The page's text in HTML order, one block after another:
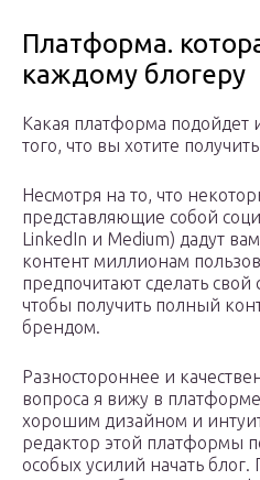
Платформа.
каждому блогеру
Какая платформа подойдет
того, что вы хотите
Несмотря на то, что
представляющие собой
LinkedIn и Medium) дадут
контент миллионам
предпочитают сделать свой
чтобы получить полный
брендом.
Разностороннее и
вопроса я вижу в
хорошим дизайном и
редактор этой платформы
особых усилий начать